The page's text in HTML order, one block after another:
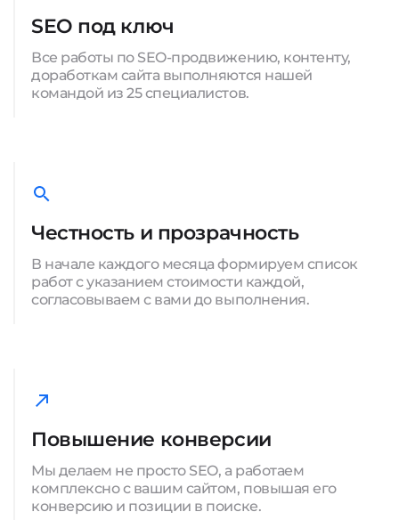
SEO под ключ
Все работы по SEO-продвижению, контенту,
доработкам сайта выполняются нашей
командой из 25 специалистов.
Честность и прозрачность
В начале каждого месяца формируем список
работ с указанием стоимости каждой,
согласовываем с вами до выполнения.
Повышение конверсии
Мы делаем не просто SEO, а работаем
комплексно с вашим сайтом, повышая его
конверсию и позиции в поиске.